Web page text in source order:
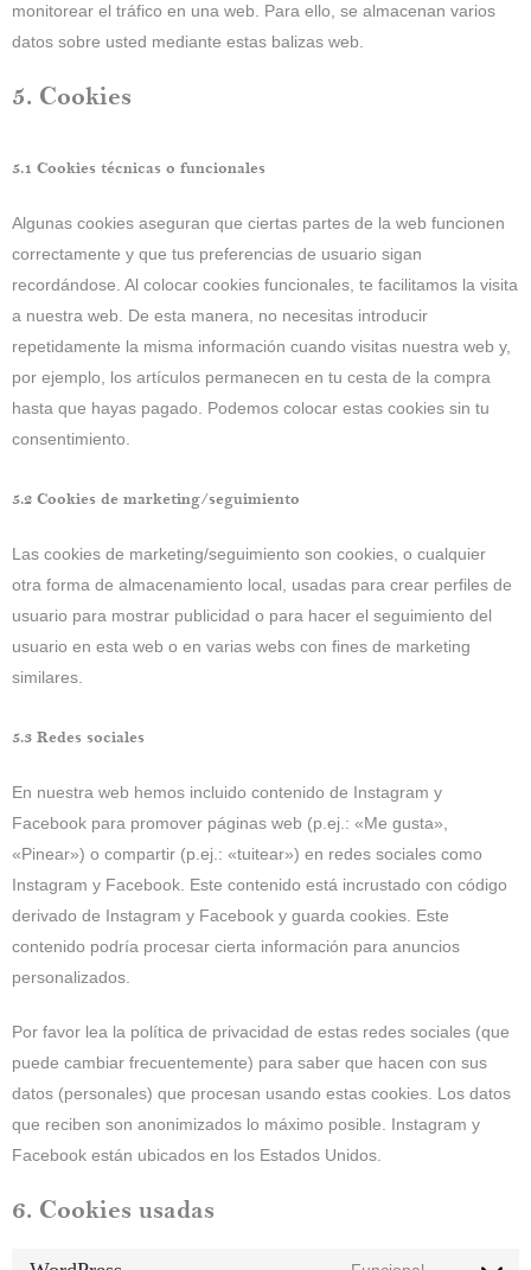
monitorear el tráfico en una web. Para ello, se almacenan varios
datos sobre usted mediante estas balizas web.
5. Cookies
5.1 Cookies técnicas o funcionales
Algunas cookies aseguran que ciertas partes de la web funcionen
correctamente y que tus preferencias de usuario sigan
recordándose. Al colocar cookies funcionales, te facilitamos la visita
a nuestra web. De esta manera, no necesitas introducir
repetidamente la misma información cuando visitas nuestra web y,
por ejemplo, los artículos permanecen en tu cesta de la compra
hasta que hayas pagado. Podemos colocar estas cookies sin tu
consentimiento.
5.2 Cookies de marketing/seguimiento
Las cookies de marketing/seguimiento son cookies, o cualquier
otra forma de almacenamiento local, usadas para crear perfiles de
usuario para mostrar publicidad o para hacer el seguimiento del
usuario en esta web o en varias webs con fines de marketing
similares.
5.3 Redes sociales
En nuestra web hemos incluido contenido de Instagram y
Facebook para promover páginas web (p.ej.: «Me gusta»,
«Pinear») o compartir (p.ej.: «tuitear») en redes sociales como
Instagram y Facebook. Este contenido está incrustado con código
derivado de Instagram y Facebook y guarda cookies. Este
contenido podría procesar cierta información para anuncios
personalizados.
Por favor lea la política de privacidad de estas redes sociales (que
puede cambiar frecuentemente) para saber que hacen con sus
datos (personales) que procesan usando estas cookies. Los datos
que reciben son anonimizados lo máximo posible. Instagram y
Facebook están ubicados en los Estados Unidos.
6. Cookies usadas